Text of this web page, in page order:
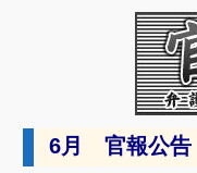
6月 官報公告